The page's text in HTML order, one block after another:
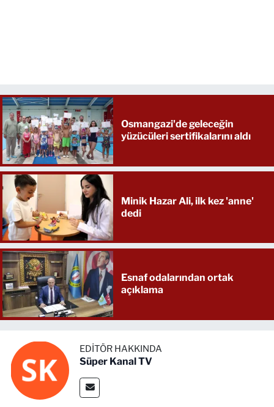
Osmangazi'de geleceğin
yüzücüleri sertifikalarını aldı
Minik Hazar Ali, ilk kez 'anne'
dedi
Esnaf odalarından ortak
açıklama
EDITÖR HAKKINDA
Süper Kanal TV